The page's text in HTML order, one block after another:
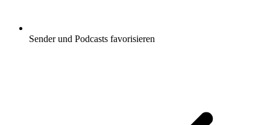
Sender und Podcasts favorisieren